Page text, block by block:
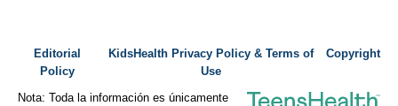
Editorial
Policy
KidsHealth Privacy Policy & Terms of
Use
Copyright
Nota: Toda la información es únicamente